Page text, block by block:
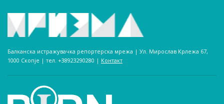
Балканска истражувачка репортерска мрежа | Ул. Мирослав Крлежа 67,
1000 Скопје | тел. +38923290280­ | Контакт